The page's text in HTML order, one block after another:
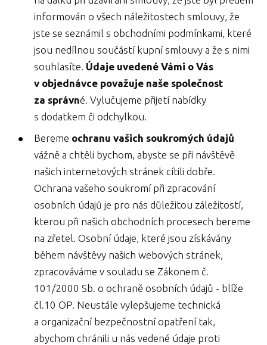
informován o všech náležitostech smlouvy, že
jste se seznámil s obchodními podmínkami, které
jsou nedílnou součástí kupní smlouvy a že s nimi
souhlasíte. Údaje uvedené Vámi o Vás
v objednávce považuje naše společnost
za správné. Vylučujeme přijetí nabídky
s dodatkem či odchylkou.
Bereme ochranu vašich soukromých údajů
vážně a chtěli bychom, abyste se při návštěvě
našich internetových stránek cítili dobře.
Ochrana vašeho soukromí při zpracování
osobních údajů je pro nás důležitou záležitostí,
kterou při našich obchodních procesech bereme
na zřetel. Osobní údaje, které jsou získávány
během návštěvy našich webových stránek,
zpracováváme v souladu se Zákonem č.
101/2000 Sb. o ochraně osobních údajů - blíže
čl.10 OP. Neustále vylepšujeme technická
a organizační bezpečnostní opatření tak,
abychom chránili u nás vedené údaje proti